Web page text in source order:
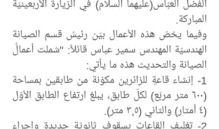
الفضل العبّاس(عليهما السلام) في الزيارة الأربعينيّة
المباركة.
وفيما يخصّ هذه الأعمال بيّن رئيسُ قسم الصيانة
الهندسيّة المهندس سمير عباس قائلاً: "شملت أعمالُ
الصيانة والتحديث هذه ما يأتي:
1- إنشاء قاعةٍ للزائرين مكوّنة من طابقين بمساحة
(٦٠٠ متر مربّع) لكلّ طابق، يبلغ ارتفاع الطابق الأوّل
(٤ أمتار) والثاني (٣,٥ متر).
2- تغليف القاعات بسقوفٍ ثانويّة جديدة وإجراء